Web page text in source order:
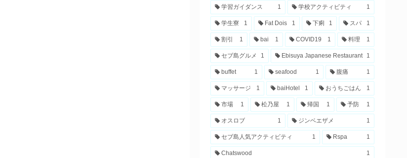
学習ガイダンス 1 学校アクティビティ 1
学生寮 1 Fat Dois 1 下痢 1 スパ 1
割引 1 bai 1 COVID19 1 料理 1
セブ島グルメ 1 Ebisuya Japanese Restaurant 1
buffet 1 seafood 1 腹痛 1
マッサージ 1 baiHotel 1 おうちごはん 1
市場 1 松乃屋 1 帰国 1 予防 1
オスロブ 1 ジンベエザメ 1
セブ島人気アクティビティ 1 Rspa 1
Chatswood 1